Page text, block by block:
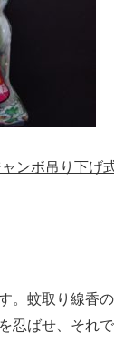
ンボ吊り下げ式
。蚊取り線香
忍ばせ、それ